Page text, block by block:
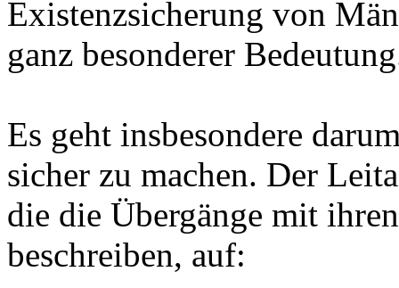
Existenzsicherung von
ganz besonderer
Es geht insbesondere
sicher zu machen. Der
die die Übergänge mit
beschreiben, auf: